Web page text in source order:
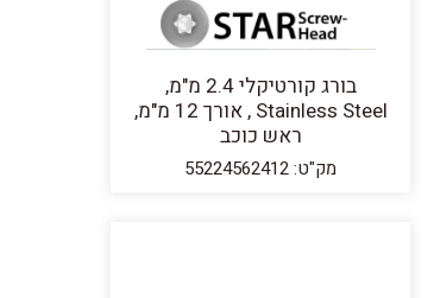
בורג קורטיקלי 2.4 מ"מ,
Stainless Steel , אורך 12 מ"מ,
ראש כוכב
מק"ט: 55224562412